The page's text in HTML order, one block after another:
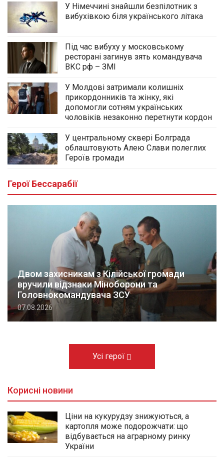
У Німеччині знайшли безпілотник з
вибухівкою біля українського літака
Під час вибуху у московському
ресторані загинув зять командувача
ВКС рф – ЗМІ
У Молдові затримали колишніх
прикордонників та жінку, які
допомогли сотням українських
чоловіків незаконно перетнути кордон
У центральному сквері Болграда
облаштовують Алею Слави полеглих
Героїв громади
Герої Бессарабії
Двом захисникам з Кілійської громади
вручили відзнаки Міноборони та
Головнокомандувача ЗСУ
07.08.2026
Усі герої
Корисні новини
Ціни на кукурудзу знижуються, а
картопля може подорожчати: що
відбувається на аграрному ринку
України